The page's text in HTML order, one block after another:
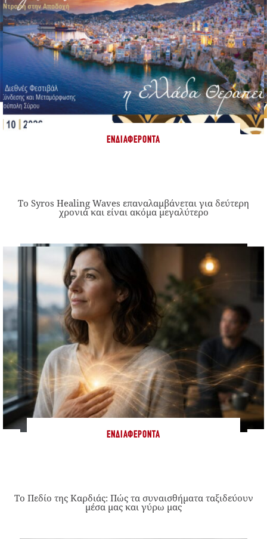
ΕΝΔΙΑΦΈΡΟΝΤΑ
Το Syros Healing Waves επαναλαμβάνεται για δεύτερη
χρονιά και είναι ακόμα μεγαλύτερο
ΕΝΔΙΑΦΈΡΟΝΤΑ
Το Πεδίο της Καρδιάς: Πώς τα συναισθήματα ταξιδεύουν
μέσα μας και γύρω μας